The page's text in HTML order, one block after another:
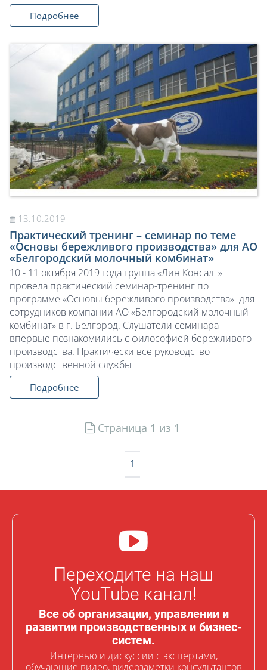
Подробнее
13.10.2019
Практический тренинг – семинар по теме
«Основы бережливого производства» для АО
«Белгородский молочный комбинат»
10 - 11 октября 2019 года группа «Лин Консалт»
провела практический семинар-тренинг по
программе «Основы бережливого производства» для
сотрудников компании АО «Белгородский молочный
комбинат» в г. Белгород. Слушатели семинара
впервые познакомились с философией бережливого
производства. Практически все руководство
производственной службы
Подробнее
Страница 1 из 1
1
Переходите на наш
YouTube канал!
Все об организации, управлении и
развитии производственных и бизнес-
систем.
Интервью и дискуссии с экспертами,
обучающие видео, видеозаметки консультантов